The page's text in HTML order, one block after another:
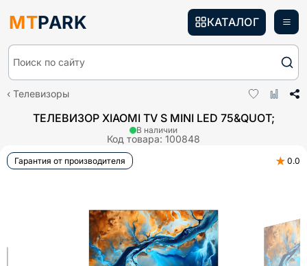
MTPARK
Поиск по сайту
КАТАЛОГ
Телевизоры
ТЕЛЕВИЗОР XIAOMI TV S MINI LED 75&QUOT;
Код товара: 100848
В наличии
Гарантия от производителя ★ 0.0